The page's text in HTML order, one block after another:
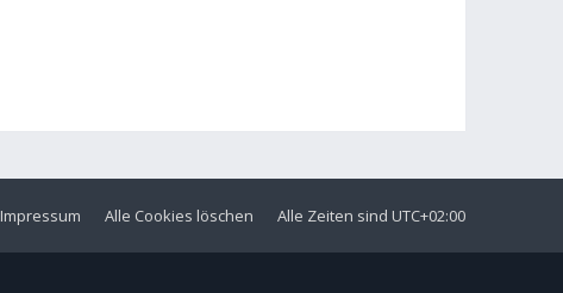
Alle Zeiten sind UTC+02:00
Alle Cookies löschen
Impressum